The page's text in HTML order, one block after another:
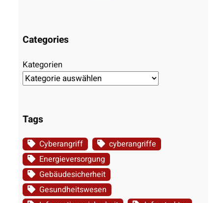
Categories
Kategorien
Tags
Cyberangriff
cyberangriffe
Energieversorgung
Gebäudesicherheit
Gesundheitswesen